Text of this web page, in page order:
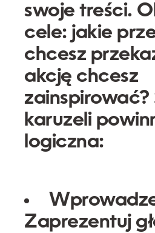
swoje treści.
cele: jakie
chcesz
akcję chcesz
zainspirować?
karuzeli
logiczna:
Zaprezentuj